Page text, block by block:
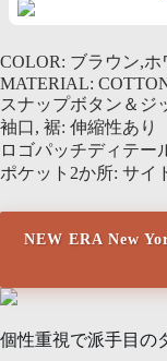
COLOR: ブラウン,ホ
MATERIAL:
スナップボタン＆ジ
袖口, 裾: 伸縮性あり
ロゴパッチディテー
ポケット2か所: サイ
NEW ERA New
個性重視で派手目の